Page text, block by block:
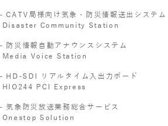
CATV局様向け気象・防災情報送出システム
Disaster Community Station
防災情報自動アナウンスシステム
Media Voice Station
HD-SDI リアルタイム入出力ボード
HIO244 PCI Express
気象防災放送業務総合サービス
Onestop Solution